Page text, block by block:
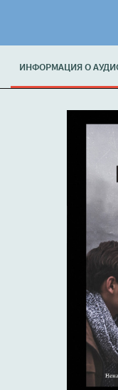
ИНФОРМАЦИЯ О